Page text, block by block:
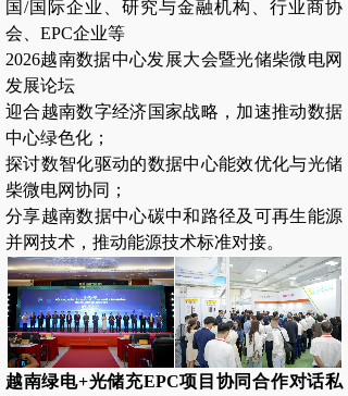
国/国际企业、研究与金融机构、行业商协
会、EPC企业等
2026越南数据中心发展大会暨光储柴微电网
发展论坛
迎合越南数字经济国家战略，加速推动数据
中心绿色化；
探讨数智化驱动的数据中心能效优化与光储
柴微电网协同；
分享越南数据中心碳中和路径及可再生能源
并网技术，推动能源技术标准对接。
越南绿电+光储充EPC项目协同合作对话私